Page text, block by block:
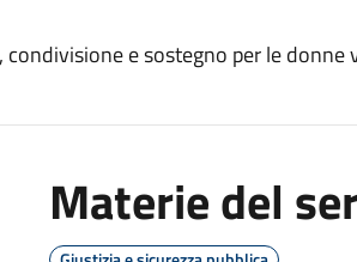
e sostegno per le donne
Materie del